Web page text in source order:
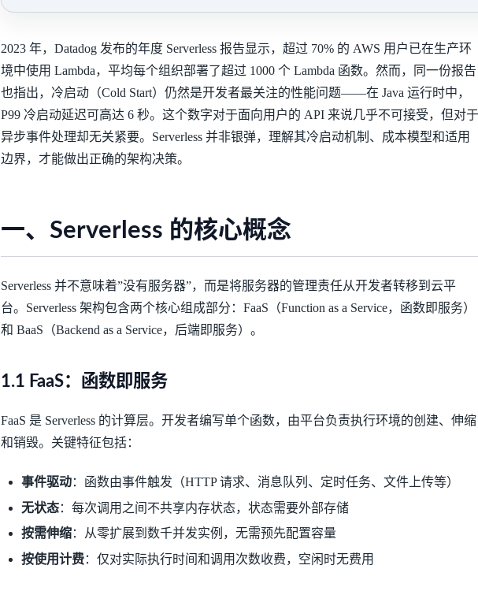
2023 年，Datadog 发布的年度 Serverless 报告显示，超过 70% 的 AWS 用户已在生产环
境中使用 Lambda，平均每个组织部署了超过 1000 个 Lambda 函数。然而，同一份报告
也指出，冷启动（Cold Start）仍然是开发者最关注的性能问题——在 Java 运行时中，
P99 冷启动延迟可高达 6 秒。这个数字对于面向用户的 API 来说几乎不可接受，但对于
异步事件处理却无关紧要。Serverless 并非银弹，理解其冷启动机制、成本模型和适用
边界，才能做出正确的架构决策。
一、Serverless 的核心概念
Serverless 并不意味着”没有服务器”，而是将服务器的管理责任从开发者转移到云平
台。Serverless 架构包含两个核心组成部分：FaaS（Function as a Service，函数即服务）
和 BaaS（Backend as a Service，后端即服务）。
1.1 FaaS：函数即服务
FaaS 是 Serverless 的计算层。开发者编写单个函数，由平台负责执行环境的创建、伸缩
和销毁。关键特征包括：
事件驱动：函数由事件触发（HTTP 请求、消息队列、定时任务、文件上传等）
无状态：每次调用之间不共享内存状态，状态需要外部存储
按需伸缩：从零扩展到数千并发实例，无需预先配置容量
按使用计费：仅对实际执行时间和调用次数收费，空闲时无费用